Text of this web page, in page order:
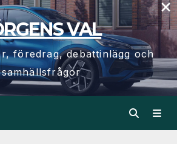
VAL
föredrag, debattinlägg och
samhällsfrågor
×